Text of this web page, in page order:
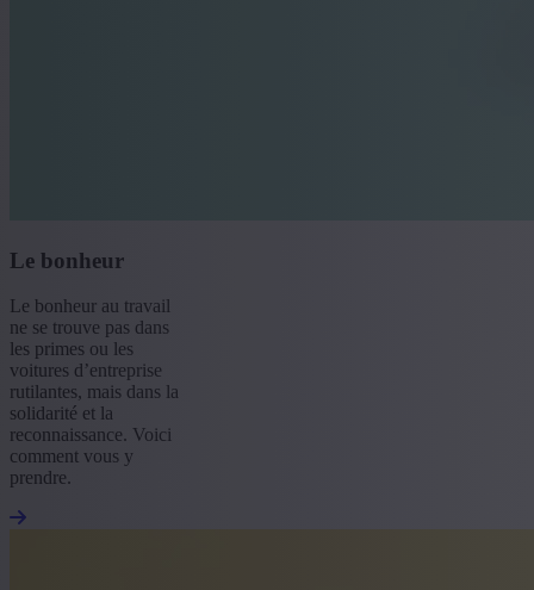
Le bonheur
Le bonheur au travail
ne se trouve pas dans
les primes ou les
voitures d’entreprise
rutilantes, mais dans la
solidarité et la
reconnaissance. Voici
comment vous y
prendre.